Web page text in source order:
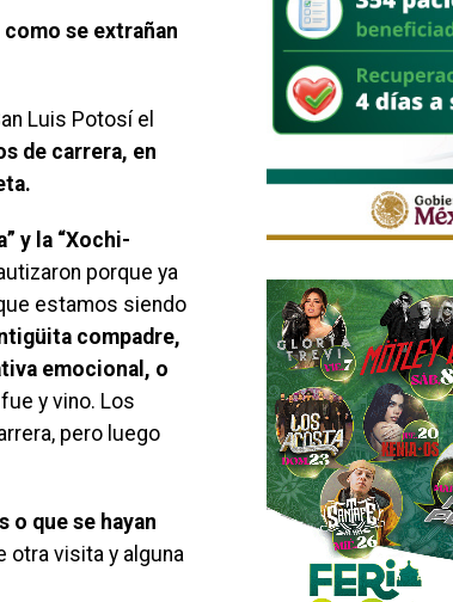
se extrañan
Luis Potosí el
de carrera, en
y la “Xochi-
porque ya
estamos siendo
compadre,
emocional, o
y vino. Los
pero luego
o que se hayan
otra visita y alguna